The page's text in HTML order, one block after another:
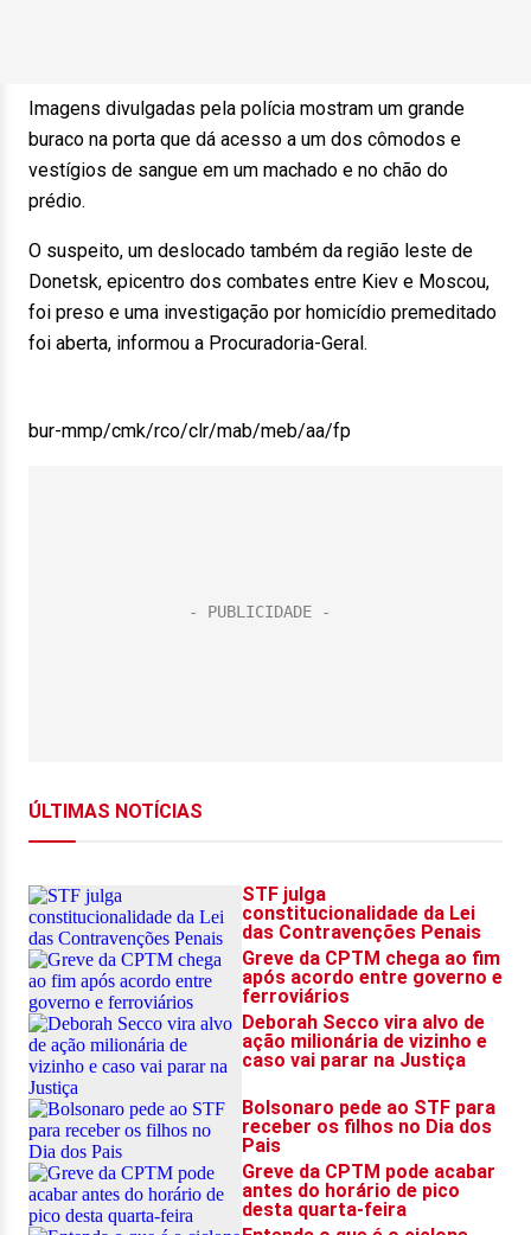
Imagens divulgadas pela polícia mostram um grande
buraco na porta que dá acesso a um dos cômodos e
vestígios de sangue em um machado e no chão do
prédio.
O suspeito, um deslocado também da região leste de
Donetsk, epicentro dos combates entre Kiev e Moscou,
foi preso e uma investigação por homicídio premeditado
foi aberta, informou a Procuradoria-Geral.
bur-mmp/cmk/rco/clr/mab/meb/aa/fp